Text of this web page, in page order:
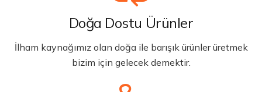
Doğa Dostu Ürünler
İlham kaynağımız olan doğa ile barışık ürünler üretmek
bizim için gelecek demektir.